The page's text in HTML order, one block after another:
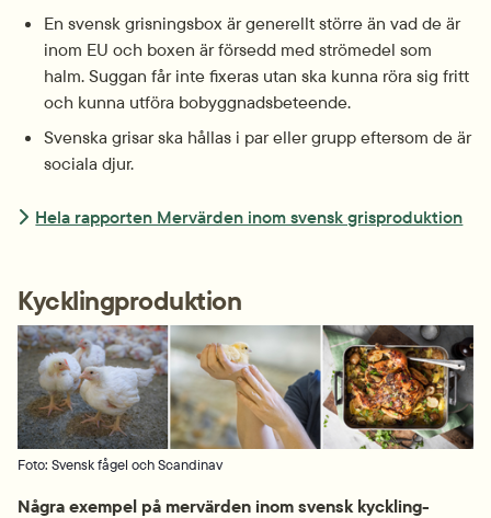
En svensk grisnings­box är generellt större än vad de är
inom EU och boxen är försedd med strö­medel som
halm. Suggan får inte fixeras utan ska kunna röra sig fritt
och kunna utföra bobyggnads­beteende.
Svenska grisar ska hållas i par eller grupp eftersom de är
sociala djur.
Hela rapporten Mervärden inom svensk grisproduktion
Kycklingproduktion
Foto: Svensk fågel och Scandinav
Några exempel på mervärden inom svensk kyckling­